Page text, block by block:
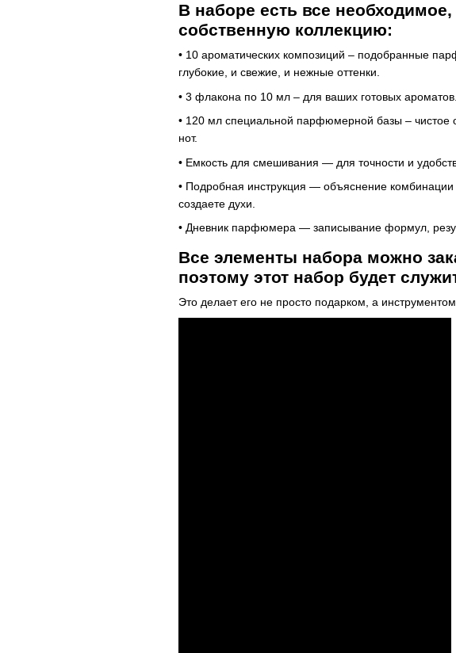
В наборе есть все
собственную коллекцию:
• 10 ароматических композиций – подобранные
глубокие, и свежие, и нежные оттенки.
• 3 флакона по 10 мл – для ваших готовых ароматов.
• 120 мл специальной парфюмерной базы – чистое
нот.
• Емкость для смешивания — для точности и
• Подробная инструкция — объяснение
создаете духи.
• Дневник парфюмера — записывание формул,
Все элементы набора можно
поэтому этот набор будет
Это делает его не просто подарком, а